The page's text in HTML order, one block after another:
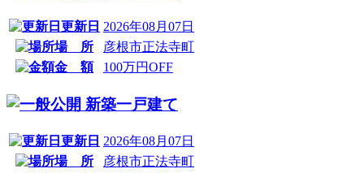
更新日 2026年08月07日
場 所
彦根市正法寺町
金 額
100万円OFF
新築一戸建て
更新日 2026年08月07日
場 所
彦根市正法寺町